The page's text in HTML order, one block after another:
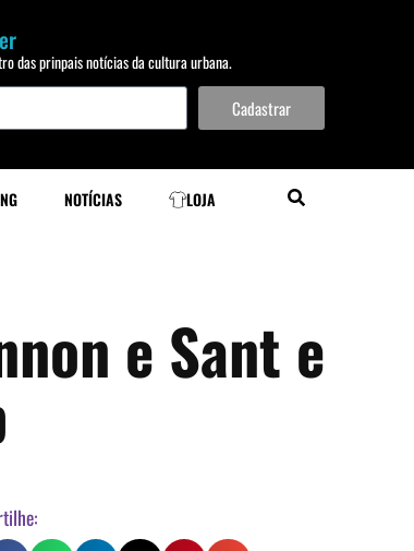
das prinpais notícias da cultura urbana.
Cadastrar
NOTÍCIAS LOJA
e Sant e